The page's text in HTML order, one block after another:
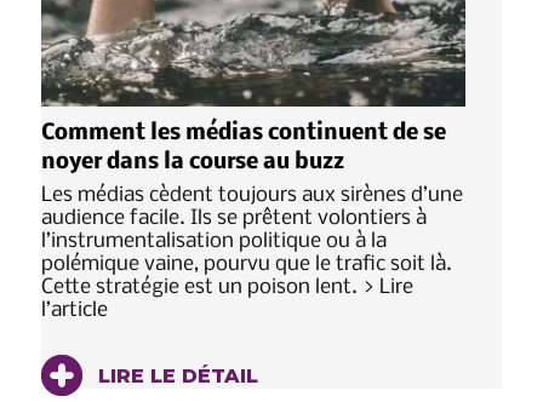
Comment les médias continuent de se
noyer dans la course au buzz
Les médias cèdent toujours aux sirènes d’une
audience facile. Ils se prêtent volontiers à
l’instrumentalisation politique ou à la
polémique vaine, pourvu que le trafic soit là.
Cette stratégie est un poison lent. > Lire
l’article
LIRE LE DÉTAIL